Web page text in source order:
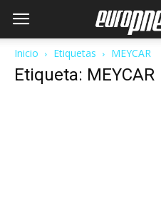
Inicio Etiquetas MEYCAR
Etiqueta: MEYCAR